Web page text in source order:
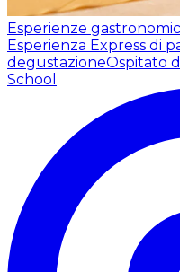
Esperienze
Esperienza Express di
degustazioneOspitato
School